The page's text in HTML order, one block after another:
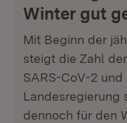
Winter gut
Mit Beginn der
steigt die Zahl
SARS-CoV-2
Landesregierung
dennoch für den